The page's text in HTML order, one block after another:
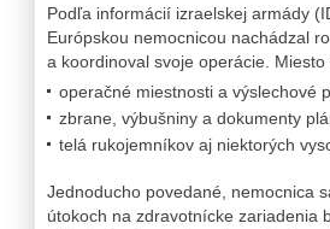
Podľa informácií izraelskej armády
Európskou nemocnicou nachádzal
a koordinoval svoje operácie. Miesto
operačné miestnosti a výslechové
zbrane, výbušniny a dokumenty
telá rukojemníkov aj niektorých
Jednoducho povedané, nemocnica
útokoch na zdravotnícke zariadenia